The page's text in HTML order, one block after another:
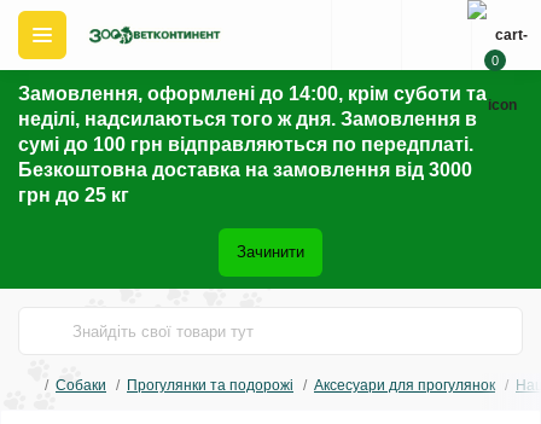
Замовлення, оформлені до 14:00, крім суботи та
неділі, надсилаються того ж дня. Замовлення в
сумі до 100 грн відправляються по передплаті.
Безкоштовна доставка на замовлення від 3000
грн до 25 кг
Зачинити
0
Собаки Прогулянки та подорожі Аксесуари для прогулянок